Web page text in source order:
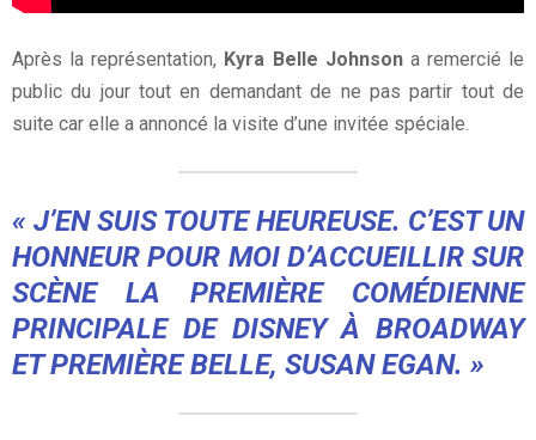
Après la représentation, Kyra Belle Johnsona remercié le
public du jour tout en demandant de ne pas partir tout de
suite car elle a annoncé la visite d’une invitée spéciale.
« J’EN SUIS TOUTE HEUREUSE. C’EST UN
HONNEUR POUR MOI D’ACCUEILLIR SUR
SCÈNE LA PREMIÈRE COMÉDIENNE
PRINCIPALE DE DISNEYÀ BROADWAY
ET PREMIÈRE BELLE, SUSAN EGAN. »